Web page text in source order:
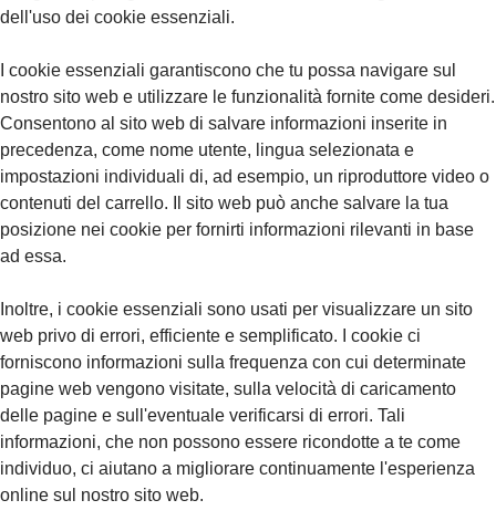
dell'uso dei cookie essenziali.
I cookie essenziali garantiscono che tu possa navigare sul
nostro sito web e utilizzare le funzionalità fornite come desideri.
Consentono al sito web di salvare informazioni inserite in
precedenza, come nome utente, lingua selezionata e
impostazioni individuali di, ad esempio, un riproduttore video o
contenuti del carrello. Il sito web può anche salvare la tua
posizione nei cookie per fornirti informazioni rilevanti in base
ad essa.
Inoltre, i cookie essenziali sono usati per visualizzare un sito
web privo di errori, efficiente e semplificato. I cookie ci
forniscono informazioni sulla frequenza con cui determinate
pagine web vengono visitate, sulla velocità di caricamento
delle pagine e sull'eventuale verificarsi di errori. Tali
informazioni, che non possono essere ricondotte a te come
individuo, ci aiutano a migliorare continuamente l'esperienza
online sul nostro sito web.